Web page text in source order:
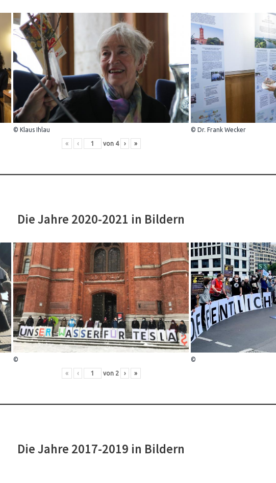
© Klaus Ihlau © Dr. Frank Wecker
« ‹ von 4 › »
Die Jahre 2020-2021 in Bildern
© ©
« ‹ von 2 › »
Die Jahre 2017-2019 in Bildern